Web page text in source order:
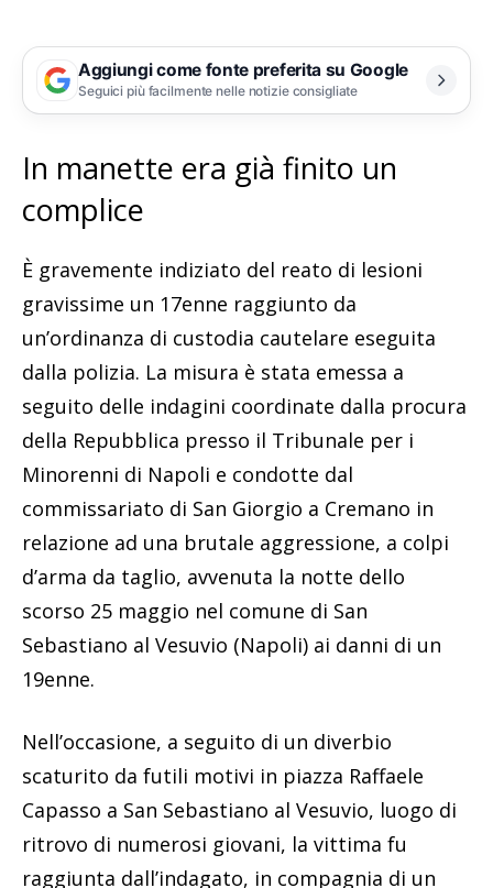
Aggiungi come fonte preferita su Google
Seguici più facilmente nelle notizie consigliate
In manette era già finito un
complice
È gravemente indiziato del reato di lesioni
gravissime un 17enne raggiunto da
un’ordinanza di custodia cautelare eseguita
dalla polizia. La misura è stata emessa a
seguito delle indagini coordinate dalla procura
della Repubblica presso il Tribunale per i
Minorenni di Napoli e condotte dal
commissariato di San Giorgio a Cremano in
relazione ad una brutale aggressione, a colpi
d’arma da taglio, avvenuta la notte dello
scorso 25 maggio nel comune di San
Sebastiano al Vesuvio (Napoli) ai danni di un
19enne.
Nell’occasione, a seguito di un diverbio
scaturito da futili motivi in piazza Raffaele
Capasso a San Sebastiano al Vesuvio, luogo di
ritrovo di numerosi giovani, la vittima fu
raggiunta dall’indagato, in compagnia di un